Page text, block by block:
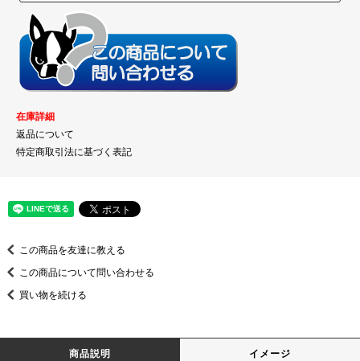
在庫詳細
返品について
特定商取引法に基づく表記
この商品を友達に教える
この商品について問い合わせる
買い物を続ける
商品説明 イメージ